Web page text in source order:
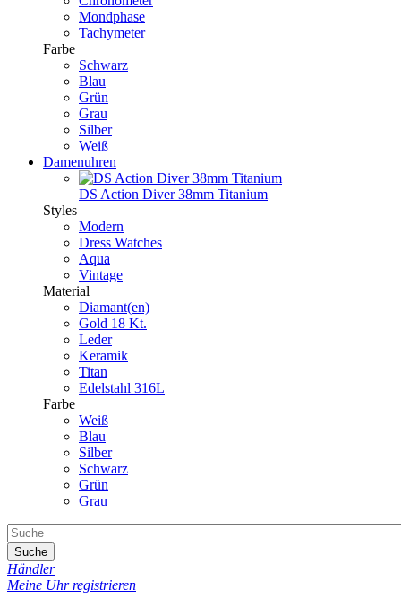
Mondphase
Tachymeter
Farbe
Schwarz
Blau
Grün
Grau
Silber
Weiß
Damenuhren
DS Action Diver 38mm Titanium
Styles
Modern
Dress Watches
Aqua
Vintage
Material
Diamant(en)
Gold 18 Kt.
Leder
Keramik
Titan
Edelstahl 316L
Farbe
Weiß
Blau
Silber
Schwarz
Grün
Grau
Suche
Händler
Meine Uhr registrieren